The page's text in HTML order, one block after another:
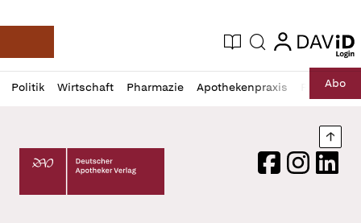
Deutsche Apotheker Zeitung
Aktuelle Ausgabe
Suche login
login
Politik Wirtschaft Pharmazie Apothekenpraxis RechtAbo
Profil
öffnen
Daz
Pur
Deutscher Apotheker Verlag Logo
FacebookInstagram